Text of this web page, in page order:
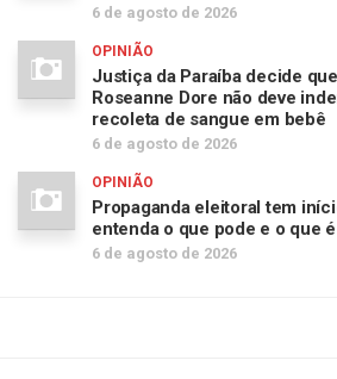
6 de agosto de 2026
OPINIÃO
Justiça da Paraíba decide
Roseanne Dore não deve
recoleta de sangue em bebê
6 de agosto de 2026
OPINIÃO
Propaganda eleitoral tem
entenda o que pode e o que
6 de agosto de 2026